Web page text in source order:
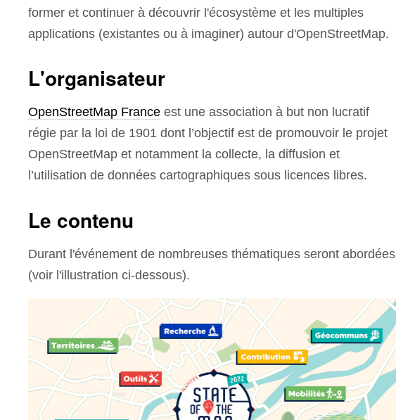
former et continuer à découvrir l'écosystème et les multiples
applications (existantes ou à imaginer) autour d'OpenStreetMap.
L'organisateur
OpenStreetMap Franceest une association à but non lucratif
régie par la loi de 1901 dont l’objectif est de promouvoir le projet
OpenStreetMap et notamment la collecte, la diffusion et
l’utilisation de données cartographiques sous licences libres.
Le contenu
Durant l'événement de nombreuses thématiques seront abordées
(voir l'illustration ci-dessous).